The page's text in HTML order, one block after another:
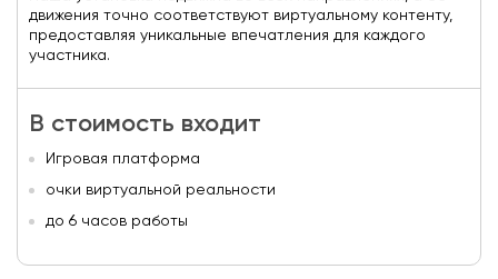
движения точно соответствуют виртуальному контенту,
предоставляя уникальные впечатления для каждого
участника.
В стоимость входит
Игровая платформа
очки виртуальной реальности
до 6 часов работы